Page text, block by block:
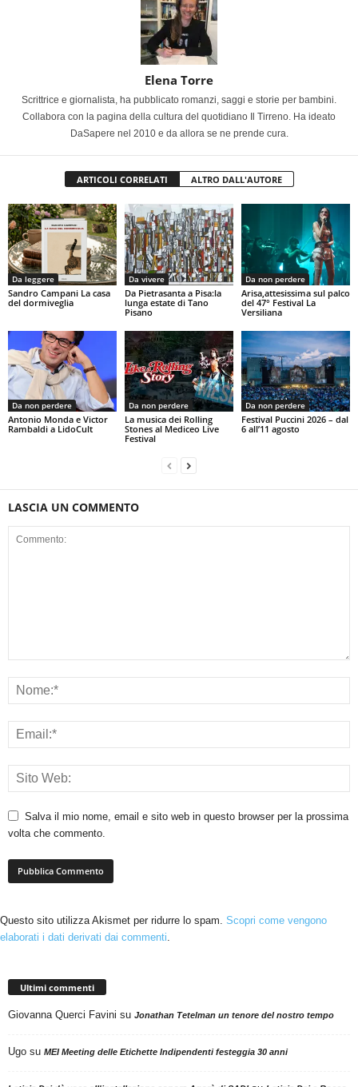
Elena Torre
Scrittrice e giornalista, ha pubblicato romanzi, saggi e storie per bambini.
Collabora con la pagina della cultura del quotidiano Il Tirreno. Ha ideato
DaSapere nel 2010 e da allora se ne prende cura.
ARTICOLI CORRELATI ALTRO DALL'AUTORE
Da leggere
Sandro Campani La casa
del dormiveglia
Da vivere
Da Pietrasanta a Pisa:la
lunga estate di Tano
Pisano
Da non perdere
Arisa,attesissima sul palco
del 47° Festival La
Versiliana
Da non perdere
Antonio Monda e Victor
Rambaldi a LidoCult
Da non perdere
La musica dei Rolling
Stones al Mediceo Live
Festival
Da non perdere
Festival Puccini 2026 – dal
6 all’11 agosto
LASCIA UN COMMENTO
Salva il mio nome, email e sito web in questo browser per la prossima
volta che commento.
Questo sito utilizza Akismet per ridurre lo spam. Scopri come vengono
elaborati i dati derivati dai commenti.
Ultimi commenti
Giovanna Querci Favini su Jonathan Tetelman un tenore del nostro tempo
Ugo su MEI Meeting delle Etichette Indipendenti festeggia 30 anni